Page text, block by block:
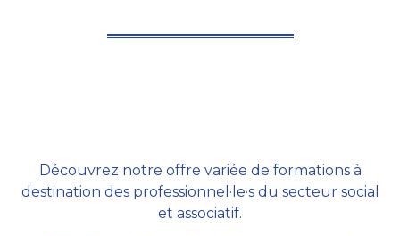
Découvrez notre offre variée de formations à
destination des professionnel·le·s du secteur social
et associatif.